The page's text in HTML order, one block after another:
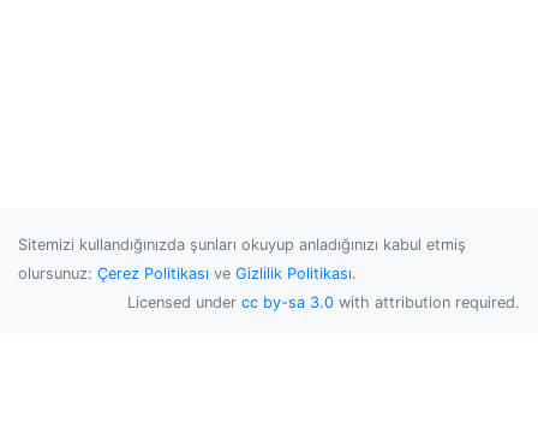
Sitemizi kullandığınızda şunları okuyup anladığınızı kabul etmiş
olursunuz: Çerez Politikası ve Gizlilik Politikası.
Licensed under cc by-sa 3.0 with attribution required.